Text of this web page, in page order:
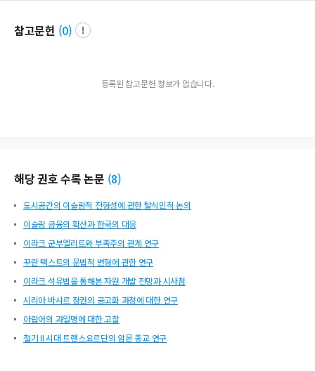
참고문헌 (0)
등록된 참고문헌 정보가 없습니다.
해당 권호 수록 논문 (8)
도시공간의 이슬람적 전형성에 관한 탈식민적 논의
이슬람 금융의 확산과 한국의 대응
이라크 군부엘리트와 부족주의 관계 연구
꾸란 텍스트의 문법적 변형에 관한 연구
이라크 석유법을 통해본 자원 개발 전망과 시사점
시리아 바샤르 정권의 공고화 과정에 대한 연구
아랍어의 과일명에 대한 고찰
철기 II 시대 트랜스요르단의 암몬 종교 연구